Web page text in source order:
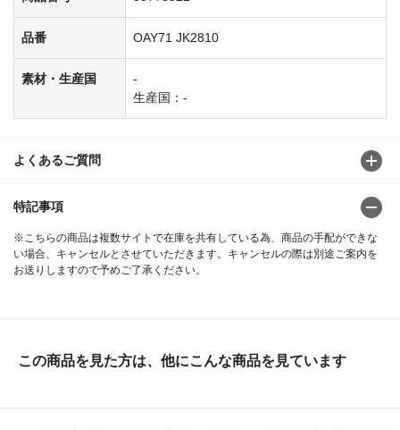
品番 OAY71 JK2810
素材・生産国
-
生産国：-
よくあるご質問
特記事項
※こちらの商品は複数サイトで在庫を共有している為、商品の手配ができな
い場合、キャンセルとさせていただきます。キャンセルの際は別途ご案内を
お送りしますので予めご了承ください。
この商品を見た方は、他にこんな商品を見ています